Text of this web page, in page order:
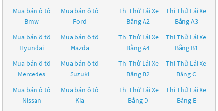
Mua bán ô tô
Bmw
Mua bán ô tô
Ford
Mua bán ô tô
Hyundai
Mua bán ô tô
Mazda
Mua bán ô tô
Mercedes
Mua bán ô tô
Suzuki
Mua bán ô tô
Nissan
Mua bán ô tô
Kia
Thi Thử Lái Xe
Bằng A2
Thi Thử Lái Xe
Bằng A3
Thi Thử Lái Xe
Bằng A4
Thi Thử Lái Xe
Bằng B1
Thi Thử Lái Xe
Bằng B2
Thi Thử Lái Xe
Bằng C
Thi Thử Lái Xe
Bằng D
Thi Thử Lái Xe
Bằng E